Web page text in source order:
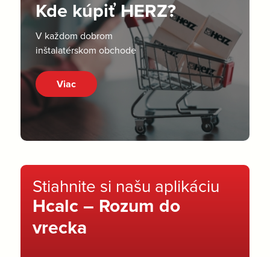
Kde kúpiť HERZ?
V každom dobrom
inštalatérskom obchode
Viac
Stiahnite si našu aplikáciu
Hcalc – Rozum do
vrecka